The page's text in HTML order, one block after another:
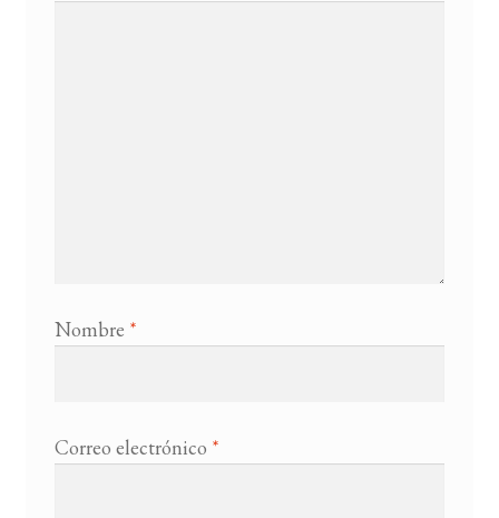
Nombre *
Correo electrónico *